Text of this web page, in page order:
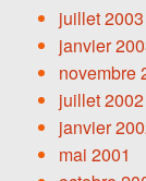
juillet 2003
janvier
novembre
juillet 2002
janvier
mai 2001